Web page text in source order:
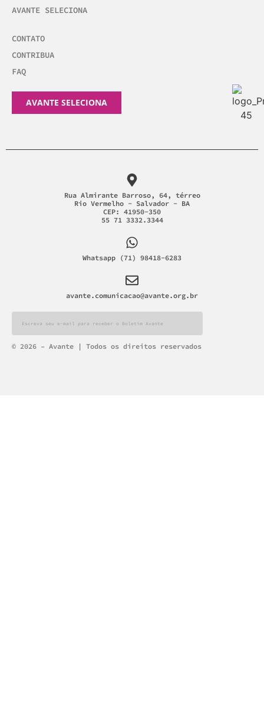
AVANTE SELECIONA
CONTATO
CONTRIBUA
FAQ
AVANTE SELECIONA
Rua Almirante Barroso, 64, térreo
Rio Vermelho - Salvador - BA
CEP: 41950-350
55 71 3332.3344
Whatsapp (71) 98418-6283
avante.comunicacao@avante.org.br
Alternative:
© 2026 – Avante | Todos os direitos reservados